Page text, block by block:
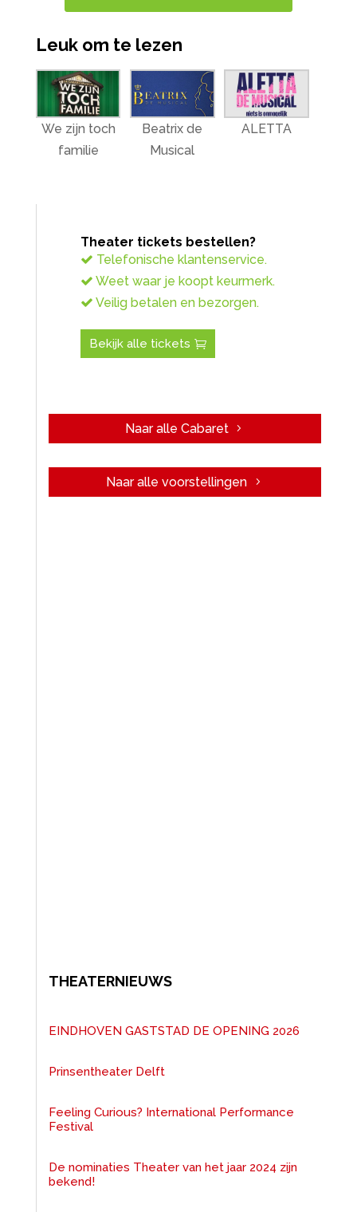
Leuk om te lezen
We zijn toch
familie
Beatrix de
Musical
ALETTA
Theater tickets bestellen?
Telefonische klantenservice.
Weet waar je koopt keurmerk.
Veilig betalen en bezorgen.
Bekijk alle tickets
Naar alle Cabaret
Naar alle voorstellingen
THEATERNIEUWS
EINDHOVEN GASTSTAD DE OPENING 2026
Prinsentheater Delft
Feeling Curious? International Performance
Festival
De nominaties Theater van het jaar 2024 zijn
bekend!